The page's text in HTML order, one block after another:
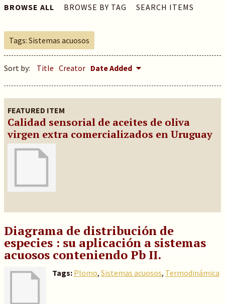
BROWSE ALL BROWSE BY TAG SEARCH ITEMS
Tags: Sistemas acuosos
Sort by: Title Creator Date Added
FEATURED ITEM
Calidad sensorial de aceites de oliva
virgen extra comercializados en Uruguay
Diagrama de distribución de
especies : su aplicación a sistemas
acuosos conteniendo Pb II.
Tags: Plomo, Sistemas acuosos, Termodinámica